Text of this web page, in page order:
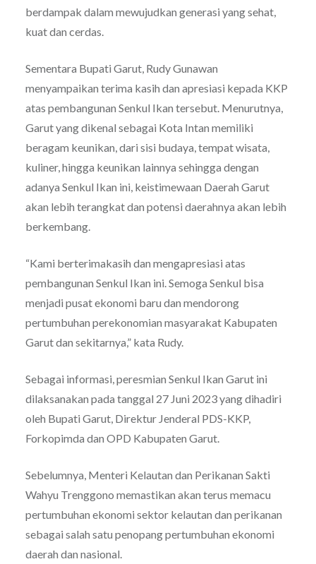
berdampak dalam mewujudkan generasi yang sehat,
kuat dan cerdas.
Sementara Bupati Garut, Rudy Gunawan
menyampaikan terima kasih dan apresiasi kepada KKP
atas pembangunan Senkul Ikan tersebut. Menurutnya,
Garut yang dikenal sebagai Kota Intan memiliki
beragam keunikan, dari sisi budaya, tempat wisata,
kuliner, hingga keunikan lainnya sehingga dengan
adanya Senkul Ikan ini, keistimewaan Daerah Garut
akan lebih terangkat dan potensi daerahnya akan lebih
berkembang.
“Kami berterimakasih dan mengapresiasi atas
pembangunan Senkul Ikan ini. Semoga Senkul bisa
menjadi pusat ekonomi baru dan mendorong
pertumbuhan perekonomian masyarakat Kabupaten
Garut dan sekitarnya,” kata Rudy.
Sebagai informasi, peresmian Senkul Ikan Garut ini
dilaksanakan pada tanggal 27 Juni 2023 yang dihadiri
oleh Bupati Garut, Direktur Jenderal PDS-KKP,
Forkopimda dan OPD Kabupaten Garut.
Sebelumnya, Menteri Kelautan dan Perikanan Sakti
Wahyu Trenggono memastikan akan terus memacu
pertumbuhan ekonomi sektor kelautan dan perikanan
sebagai salah satu penopang pertumbuhan ekonomi
daerah dan nasional.